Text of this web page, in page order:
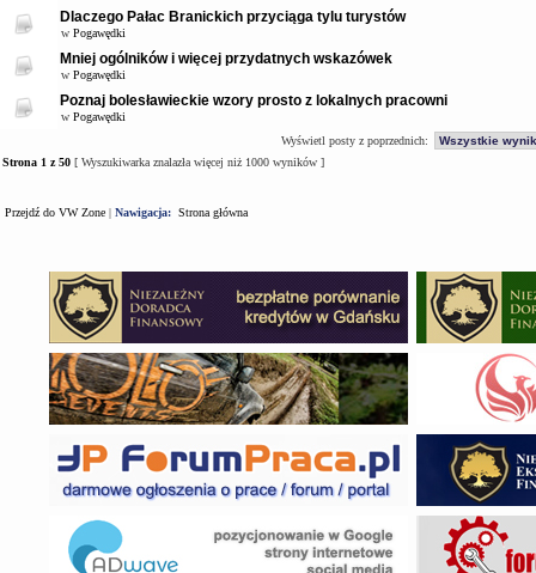
Dlaczego Pałac Branickich przyciąga tylu turystów
w Pogawędki
Mniej ogólników i więcej przydatnych wskazówek
w Pogawędki
Poznaj bolesławieckie wzory prosto z lokalnych pracowni
w Pogawędki
Wyświetl posty z poprzednich:
Strona 1 z50 [ Wyszukiwarka znalazła więcej niż 1000 wyników ]
Przejdź do VW Zone | Nawigacja: Strona główna